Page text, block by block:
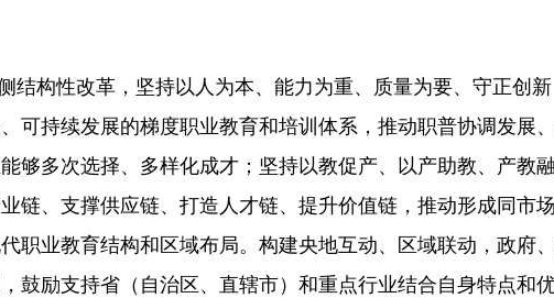
结构性改革，坚持以人为本、能力为重、质量为要、守正创
可持续发展的梯度职业教育和培训体系，推动职普协调发展
够多次选择、多样化成才；坚持以教促产、以产助教、产教融
链、支撑供应链、打造人才链、提升价值链，推动形成同市
职业教育结构和区域布局。构建央地互动、区域联动，政府
鼓励支持省（自治区、直辖市）和重点行业结合自身特点和优